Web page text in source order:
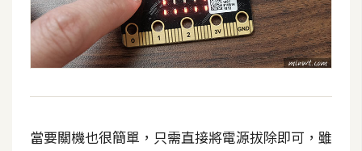
當要關機也很簡單，只需直接將電源拔除即可，雖